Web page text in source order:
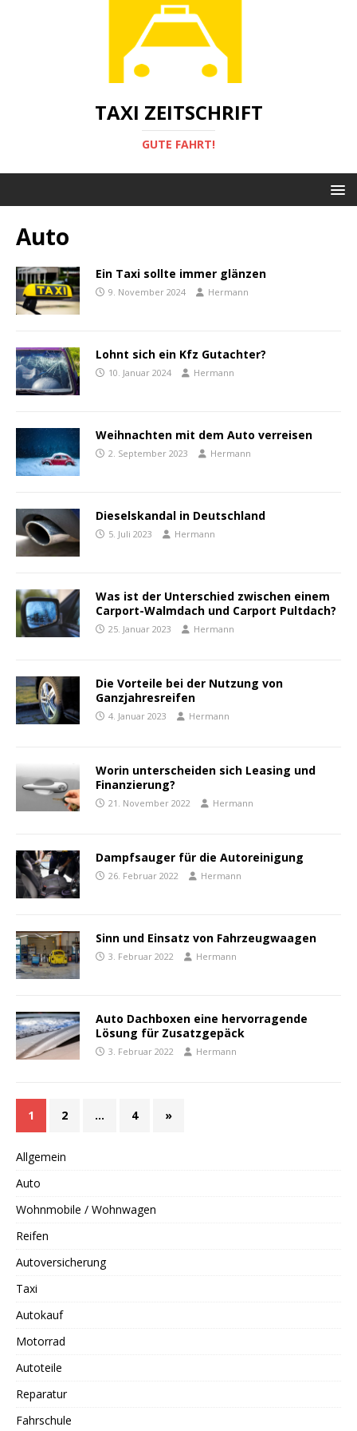
TAXI ZEITSCHRIFT
GUTE FAHRT!
Auto
Ein Taxi sollte immer glänzen
9. November 2024 Hermann
Lohnt sich ein Kfz Gutachter?
10. Januar 2024 Hermann
Weihnachten mit dem Auto verreisen
2. September 2023 Hermann
Dieselskandal in Deutschland
5. Juli 2023 Hermann
Was ist der Unterschied zwischen einem
Carport-Walmdach und Carport Pultdach?
25. Januar 2023 Hermann
Die Vorteile bei der Nutzung von
Ganzjahresreifen
4. Januar 2023 Hermann
Worin unterscheiden sich Leasing und
Finanzierung?
21. November 2022 Hermann
Dampfsauger für die Autoreinigung
26. Februar 2022 Hermann
Sinn und Einsatz von Fahrzeugwaagen
3. Februar 2022 Hermann
Auto Dachboxen eine hervorragende
Lösung für Zusatzgepäck
3. Februar 2022 Hermann
1 2 … 4 »
Allgemein
Auto
Wohnmobile / Wohnwagen
Reifen
Autoversicherung
Taxi
Autokauf
Motorrad
Autoteile
Reparatur
Fahrschule